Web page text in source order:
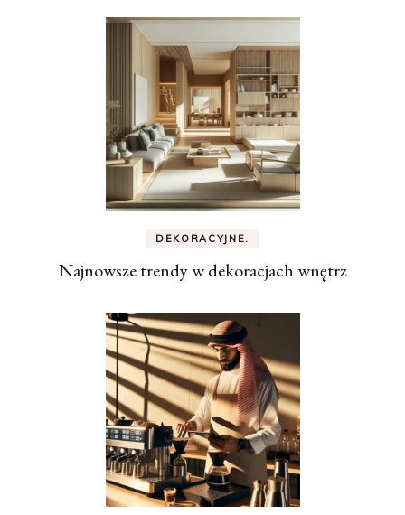
DEKORACYJNE.
Najnowsze trendy w dekoracjach wnętrz